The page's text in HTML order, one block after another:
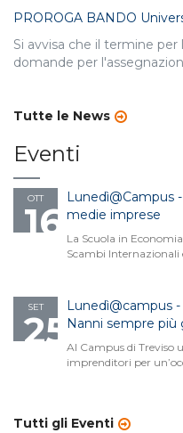
PROROGA BANDO
Si avvisa che il termine
domande per
Tutte le News
Eventi
OTT
16
Lunedì@Campus
medie imprese
La Scuola in
Scambi Internazionali
SET
25
Lunedì@campus
Nanni sempre più
Al Campus di Treviso
imprenditori per
Tutti gli Eventi